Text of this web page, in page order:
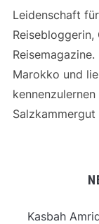
Leidenschaft
Marokko und
Kasbah